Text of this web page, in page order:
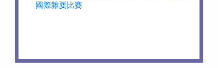
國際雜耍比賽